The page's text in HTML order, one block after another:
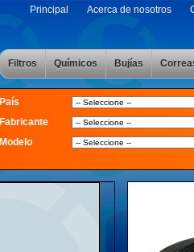
Principal Acerca de nosotros
Filtros Químicos Bujías
País
Fabricante
Modelo